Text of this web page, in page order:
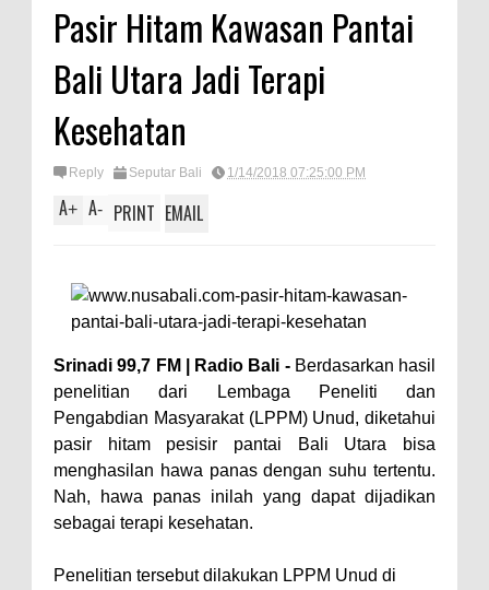
Pasir Hitam Kawasan Pantai
Bali Utara Jadi Terapi
Kesehatan
Reply Seputar Bali 1/14/2018 07:25:00 PM
A+ A- PRINT EMAIL
Srinadi 99,7 FM | Radio Bali - Berdasarkan hasil
penelitian dari Lembaga Peneliti dan
Pengabdian Masyarakat (LPPM) Unud, diketahui
pasir hitam pesisir pantai Bali Utara bisa
menghasilan hawa panas dengan suhu tertentu.
Nah, hawa panas inilah yang dapat dijadikan
sebagai terapi kesehatan.
Penelitian tersebut dilakukan LPPM Unud di